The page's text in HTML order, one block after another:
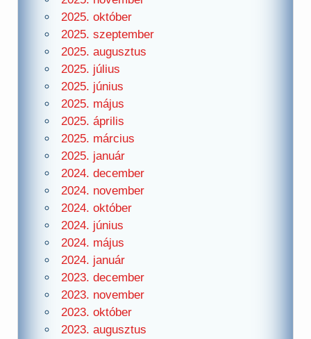
2025. október
2025. szeptember
2025. augusztus
2025. július
2025. június
2025. május
2025. április
2025. március
2025. január
2024. december
2024. november
2024. október
2024. június
2024. május
2024. január
2023. december
2023. november
2023. október
2023. augusztus